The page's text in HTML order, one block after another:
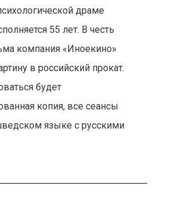
драме
55 лет. В честь
компания «Иноекино»
в российский прокат.
будет
копия, все сеансы
языке с русскими